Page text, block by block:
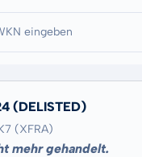
(DELISTED)
(XFRA)
mehr gehandelt.